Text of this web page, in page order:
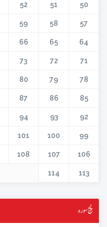
50
51
52
57
58
59
64
65
66
71
72
73
78
79
80
85
86
87
92
93
94
99
100
101
106
107
108
113
114
پنج سورہ